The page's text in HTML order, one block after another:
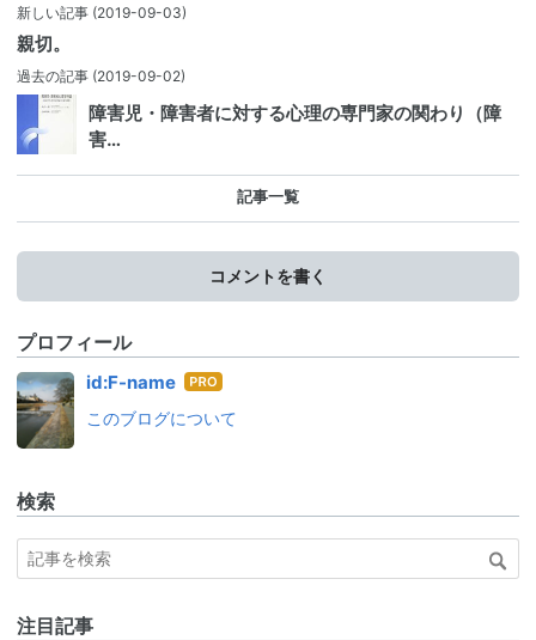
新しい記事 (2019-09-03)
親切。
過去の記事 (2019-09-02)
障害児・障害者に対する心理の専門家の関わり（障
害…
記事一覧
コメントを書く
プロフィール
id:F-name はて
ログ
このブログについて
検索
注目記事